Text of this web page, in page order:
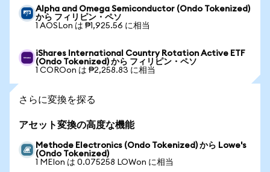
Alpha and Omega Semiconductor (Ondo Tokenized)
から フィリピン・ペソ
1 AOSLon は ₱1,925.56 に相当
iShares International Country Rotation Active ETF
(Ondo Tokenized) から フィリピン・ペソ
1 COROon は ₱2,258.83 に相当
さらに変換を探る
アセット変換の高度な機能
Methode Electronics (Ondo Tokenized) から Lowe's
(Ondo Tokenized)
1 MEIon は 0.075258 LOWon に相当